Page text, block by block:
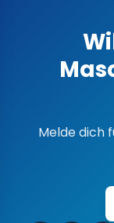
Melde dich